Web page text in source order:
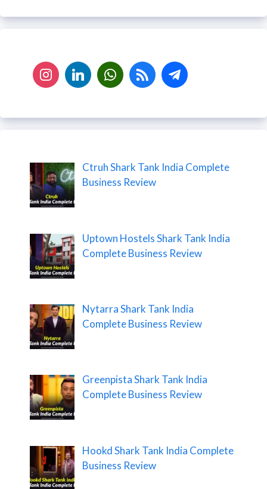
Ctruh Shark Tank India Complete
Business Review
Uptown Hostels Shark Tank India
Complete Business Review
Nytarra Shark Tank India
Complete Business Review
Greenpista Shark Tank India
Complete Business Review
Hookd Shark Tank India Complete
Business Review